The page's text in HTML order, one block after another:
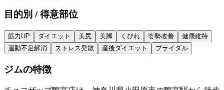
目的別 / 得意部位
筋力UP ダイエット 美尻 美脚 くびれ 姿勢改善
健康維持
運動不足解消
ストレス発散 産後ダイエット ブライダル
ジムの特徴